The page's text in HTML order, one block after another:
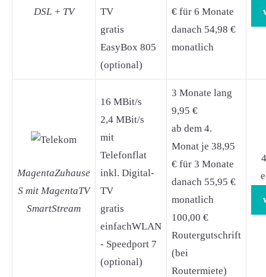
DSL + TV
TV
gratis
EasyBox 805
(optional)
€ für 6 Monate
danach 54,98 €
monatlich
MagentaZuhause
S mit MagentaTV
SmartStream
16 MBit/s
2,4 MBit/s
mit
Telefonflat
inkl. Digital-
TV
gratis
einfachWLAN
- Speedport 7
(optional)
3 Monate lang
9,95 €
ab dem 4.
Monat je 38,95
€ für 3 Monate
danach 55,95 €
monatlich
100,00 €
Routergutschrift
(bei
Routermiete)